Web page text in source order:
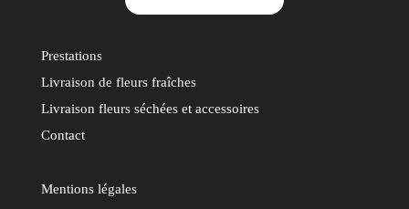
Prestations
Livraison de fleurs fraîches
Livraison fleurs séchées et accessoires
Contact
Mentions légales